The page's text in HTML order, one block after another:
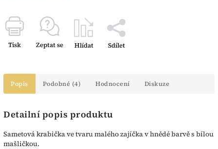
Tisk Zeptat se Hlídat Sdílet
Popis Podobné (4) Hodnocení Diskuze
Detailní popis produktu
Sametová krabička ve tvaru malého zajíčka v hnědé barvě s bílou
mašličkou.